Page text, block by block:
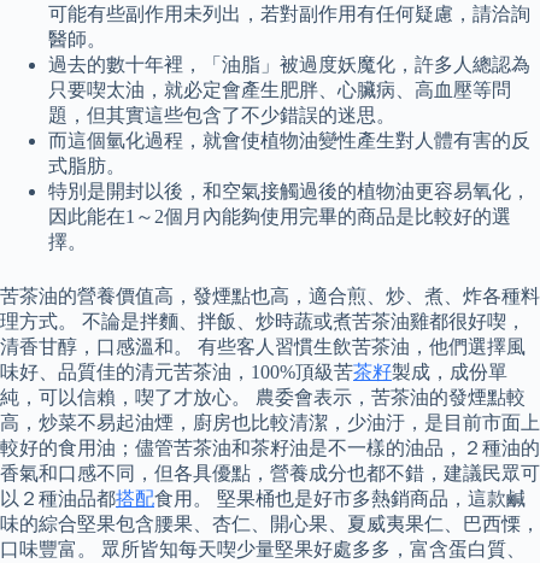
可能有些副作用未列出，若對副作用有任何疑慮，請洽詢
醫師。
過去的數十年裡，「油脂」被過度妖魔化，許多人總認為
只要喫太油，就必定會產生肥胖、心臟病、高血壓等問
題，但其實這些包含了不少錯誤的迷思。
而這個氫化過程，就會使植物油變性產生對人體有害的反
式脂肪。
特別是開封以後，和空氣接觸過後的植物油更容易氧化，
因此能在1～2個月內能夠使用完畢的商品是比較好的選
擇。
苦茶油的營養價值高，發煙點也高，適合煎、炒、煮、炸各種料
理方式。 不論是拌麵、拌飯、炒時蔬或煮苦茶油雞都很好喫，
清香甘醇，口感溫和。 有些客人習慣生飲苦茶油，他們選擇風
味好、品質佳的清元苦茶油，100%頂級苦茶籽製成，成份單
純，可以信賴，喫了才放心。 農委會表示，苦茶油的發煙點較
高，炒菜不易起油煙，廚房也比較清潔，少油汙，是目前市面上
較好的食用油；儘管苦茶油和茶籽油是不一樣的油品，２種油的
香氣和口感不同，但各具優點，營養成分也都不錯，建議民眾可
以２種油品都搭配食用。 堅果桶也是好市多熱銷商品，這款鹹
味的綜合堅果包含腰果、杏仁、開心果、夏威夷果仁、巴西慄，
口味豐富。 眾所皆知每天喫少量堅果好處多多，富含蛋白質、